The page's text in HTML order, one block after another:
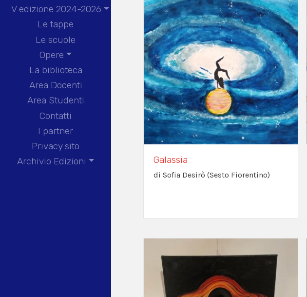
V edizione 2024-2026
Le tappe
Le scuole
Opere
La biblioteca
Area Docenti
Area Studenti
Contatti
I partner
Privacy sito
Archivio Edizioni
Galassia
di Sofia Desirò (Sesto Fiorentino)